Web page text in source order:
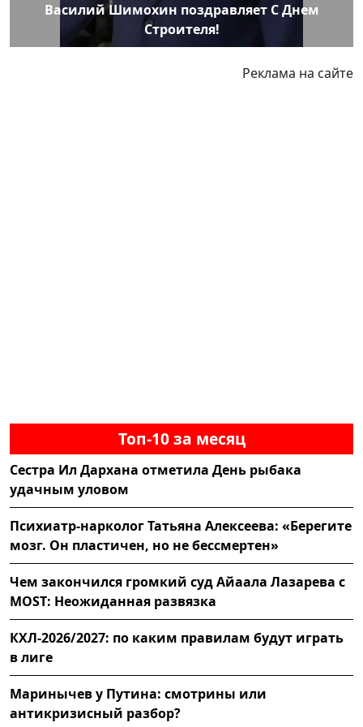
Василий Шимохин поздравляет С Днем
Строителя!
Реклама на сайте
Топ-10 за месяц
Сестра Ил Дархана отметила День рыбака
удачным уловом
Психиатр-нарколог Татьяна Алексеева: «Берегите
мозг. Он пластичен, но не бессмертен»
Чем закончился громкий суд Айаала Лазарева с
MOST: Неожиданная развязка
КХЛ-2026/2027: по каким правилам будут играть
в лиге
Маринычев у Путина: смотрины или
антикризисный разбор?